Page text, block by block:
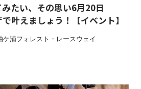
たい、その思い6月20日
叶えましょう！【イベント】
ケ浦フォレスト・レースウェイ